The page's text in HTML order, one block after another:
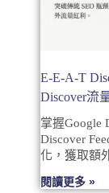
E-E-A-T
Discover流
掌握Google
Discover
化，獲取額
閱讀更多 »